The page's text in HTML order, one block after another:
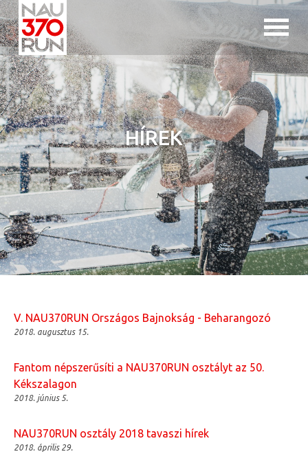
Jump to navigation
HÍREK
V. NAU370RUN Országos Bajnokság - Beharangozó
2018. augusztus 15.
Fantom népszerűsíti a NAU370RUN osztályt az 50.
Kékszalagon
2018. június 5.
NAU370RUN osztály 2018 tavaszi hírek
2018. április 29.